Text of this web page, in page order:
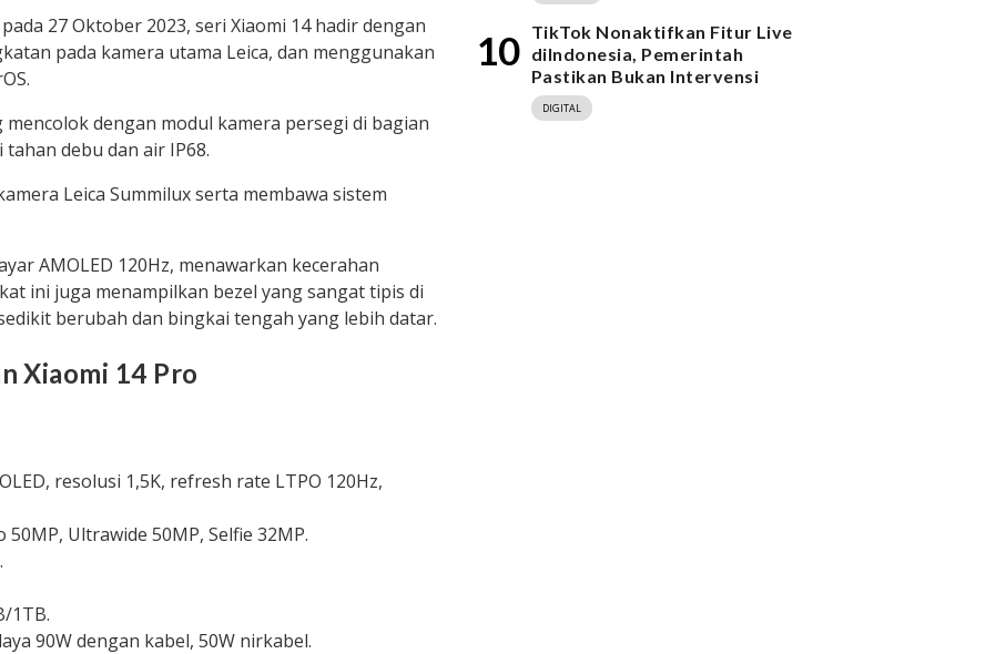
27 Oktober 2023, seri Xiaomi 14 hadir dengan
pada kamera utama Leica, dan menggunakan
dengan modul kamera persegi di bagian
debu dan air IP68.
Leica Summilux serta membawa sistem
AMOLED 120Hz, menawarkan kecerahan
ini juga menampilkan bezel yang sangat tipis di
berubah dan bingkai tengah yang lebih datar.
Xiaomi 14 Pro
resolusi 1,5K, refresh rate LTPO 120Hz,
Ultrawide 50MP, Selfie 32MP.
1TB.
90W dengan kabel, 50W nirkabel.
10 TikTok Nonaktifkan Fitur Live
diIndonesia, Pemerintah
Pastikan Bukan Intervensi
DIGITAL